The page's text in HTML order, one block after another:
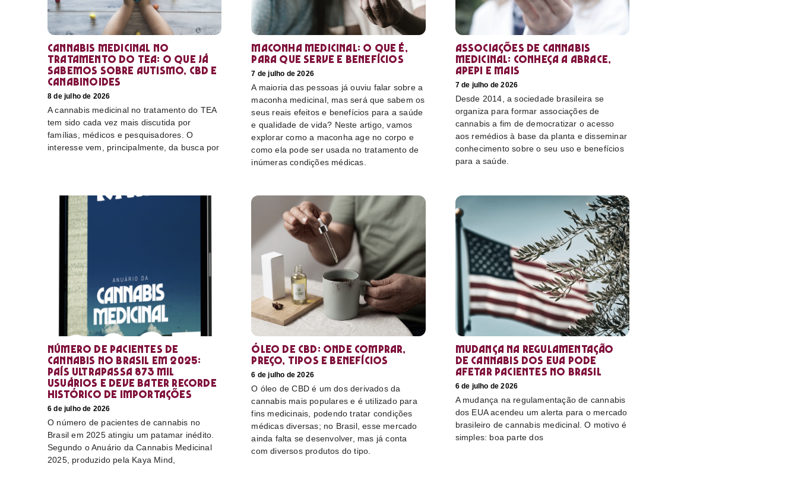
Cannabis medicinal no
tratamento do TEA: o que já
sabemos sobre autismo, CBD e
canabinoides
8 de julho de 2026
A cannabis medicinal no tratamento do TEA
tem sido cada vez mais discutida por
famílias, médicos e pesquisadores. O
interesse vem, principalmente, da busca por
Maconha medicinal: O que é,
para que serve e benefícios
7 de julho de 2026
A maioria das pessoas já ouviu falar sobre a
maconha medicinal, mas será que sabem os
seus reais efeitos e benefícios para a saúde
e qualidade de vida? Neste artigo, vamos
explorar como a maconha age no corpo e
como ela pode ser usada no tratamento de
inúmeras condições médicas.
Associações de cannabis
medicinal: conheça a Abrace,
Apepi e mais
7 de julho de 2026
Desde 2014, a sociedade brasileira se
organiza para formar associações de
cannabis a fim de democratizar o acesso
aos remédios à base da planta e disseminar
conhecimento sobre o seu uso e benefícios
para a saúde.
Número de pacientes de
cannabis no Brasil em 2025:
país ultrapassa 873 mil
usuários e deve bater recorde
histórico de importações
6 de julho de 2026
O número de pacientes de cannabis no
Brasil em 2025 atingiu um patamar inédito.
Segundo o Anuário da Cannabis Medicinal
2025, produzido pela Kaya Mind,
Óleo de CBD: Onde comprar,
preço, tipos e benefícios
6 de julho de 2026
O óleo de CBD é um dos derivados da
cannabis mais populares e é utilizado para
fins medicinais, podendo tratar condições
médicas diversas; no Brasil, esse mercado
ainda falta se desenvolver, mas já conta
com diversos produtos do tipo.
Mudança na regulamentação
de cannabis dos EUA pode
afetar pacientes no Brasil
6 de julho de 2026
A mudança na regulamentação de cannabis
dos EUA acendeu um alerta para o mercado
brasileiro de cannabis medicinal. O motivo é
simples: boa parte dos